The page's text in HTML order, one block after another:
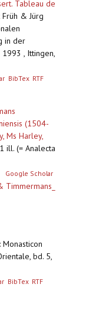
Tableau de
& Jürg
in der
1993 , Ittingen,
BibTex RTF
(1504-
Ms Harley,
ill. (= Analecta
Google Scholar
Monasticon
bd. 5,
BibTex RTF